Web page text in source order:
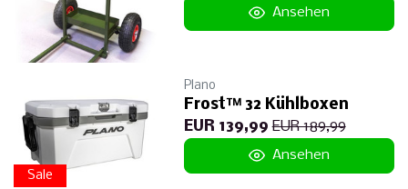
Ansehen
Sale
Plano
Frost™ 32 Kühlboxen
EUR 139,99 EUR 189,99
Ansehen